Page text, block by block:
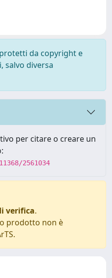
da copyright e
salvo diversa
per citare o creare un
2561034
verifica.
prodotto non è